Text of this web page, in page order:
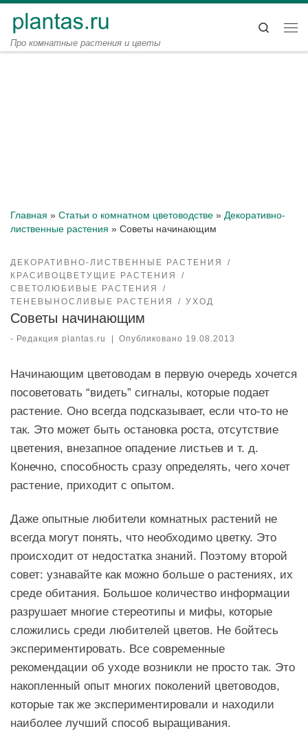
Перейти к содержимому
Про комнатные растения и цветы
Search
Главная » Статьи о комнатном цветоводстве » Декоративно-
лиственные растения » Советы начинающим
ДЕКОРАТИВНО-ЛИСТВЕННЫЕ РАСТЕНИЯ
КРАСИВОЦВЕТУЩИЕ РАСТЕНИЯ
СВЕТОЛЮБИВЫЕ РАСТЕНИЯ
ТЕНЕВЫНОСЛИВЫЕ РАСТЕНИЯ
УХОД
Советы начинающим
- Редакция plantas.ru Опубликовано 19.08.2013
Начинающим цветоводам в первую очередь хочется
посоветовать “видеть” сигналы, которые подает
растение. Оно всегда подсказывает, если что-то не
так. Это может быть остановка роста, отсутствие
цветения, внезапное опадение листьев и т. д.
Конечно, способность сразу определять, чего хочет
растение, приходит с опытом.
Даже опытные любители комнатных растений не
всегда могут понять, что необходимо цветку. Это
происходит от недостатка знаний. Поэтому второй
совет: узнавайте как можно больше о растениях, их
среде обитания. Большое количество информации
разрушает многие стереотипы и мифы, которые
сложились среди любителей цветов. Не бойтесь
экспериментировать. Все современные
рекомендации об уходе возникли не просто так. Это
накопленный опыт многих поколений цветоводов,
которые так же экспериментировали и находили
наиболее лучший способ выращивания.